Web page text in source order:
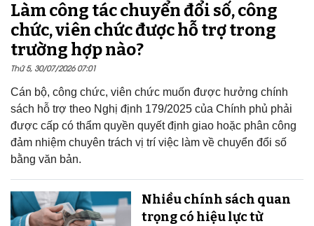
Làm công tác chuyển đổi số, công
chức, viên chức được hỗ trợ trong
trường hợp nào?
Thứ 5, 30/07/2026 07:01
Cán bộ, công chức, viên chức muốn được hưởng chính
sách hỗ trợ theo Nghị định 179/2025 của Chính phủ phải
được cấp có thẩm quyền quyết định giao hoặc phân công
đảm nhiệm chuyên trách vị trí việc làm về chuyển đổi số
bằng văn bản.
Nhiều chính sách quan
trọng có hiệu lực từ